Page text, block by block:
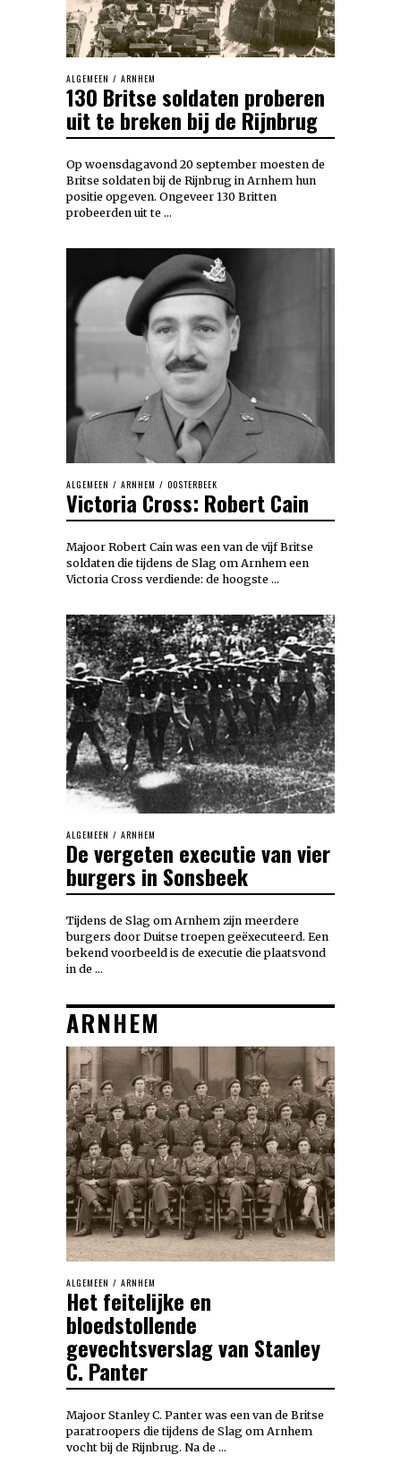
ALGEMEEN / ARNHEM
130 Britse soldaten proberen
uit te breken bij de Rijnbrug
Op woensdagavond 20 september moesten de
Britse soldaten bij de Rijnbrug in Arnhem hun
positie opgeven. Ongeveer 130 Britten
probeerden uit te …
ALGEMEEN / ARNHEM / OOSTERBEEK
Victoria Cross: Robert Cain
Majoor Robert Cain was een van de vijf Britse
soldaten die tijdens de Slag om Arnhem een
Victoria Cross verdiende: de hoogste …
ALGEMEEN / ARNHEM
De vergeten executie van vier
burgers in Sonsbeek
Tijdens de Slag om Arnhem zijn meerdere
burgers door Duitse troepen geëxecuteerd. Een
bekend voorbeeld is de executie die plaatsvond
in de …
ARNHEM
ALGEMEEN / ARNHEM
Het feitelijke en
bloedstollende
gevechtsverslag van Stanley
C. Panter
Majoor Stanley C. Panter was een van de Britse
paratroopers die tijdens de Slag om Arnhem
vocht bij de Rijnbrug. Na de …